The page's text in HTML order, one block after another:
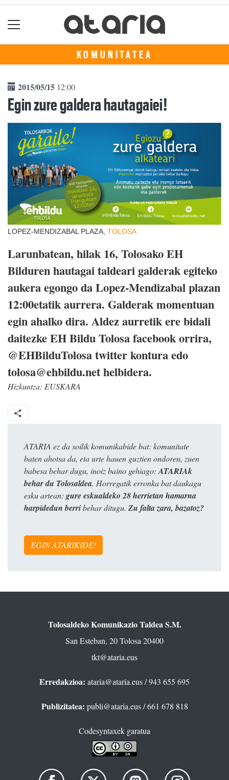
KOMUNITATEA
2015/05/15 12:00
Egin zure galdera hautagaiei!
LOPEZ-MENDIZABAL PLAZA, TOLOSA
Larunbatean, hilak 16, Tolosako EH
Bilduren hautagai taldeari galderak egiteko
aukera egongo da Lopez-Mendizabal plazan
12:00etatik aurrera. Galderak momentuan
egin ahalko dira. Aldez aurretik ere bidali
daitezke EH Bildu Tolosa facebook orrira,
@EHBilduTolosa twitter kontura edo
tolosa@ehbildu.net helbidera.
Hizkuntza: EUSKARA
ATARIA ez da soilik komunikabide bat: komunitate
baten ahotsa da, eta urte hauen guztien ondoren, zuen
babesa behar dugu, inoiz baino gehiago: ATARIAk
behar du Tolosaldea. Horregatik erronka bat daukagu
esku artean: gure eskualdeko 28 herrietan hamarna
harpidedun berribehar ditugu. Zu falta zara, bazatoz?
EGIN ATARIKIDE!
Tolosaldeko Komunikazio Taldea S.M.
San Esteban, 20 Tolosa 20400
tkt@ataria.eus
Erredakzioa: ataria@ataria.eus/ 943 655 695
Publizitatea: publi@ataria.eus/ 661 678 818
Codesyntaxek garatua